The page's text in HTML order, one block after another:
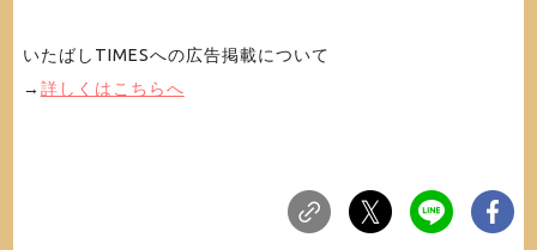
いたばしTIMESへの広告掲載について
→ 詳しくはこちらへ